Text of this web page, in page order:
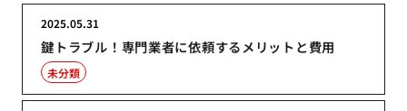
鍵トラブル！専門業者に依頼するメリットと費用
2025.05.31
未分類